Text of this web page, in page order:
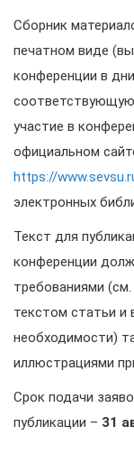
Сборник
печатном виде
конференции в
соответствующую
участие в
официальном
https://
электронных
Текст для
конференции
требованиями
текстом статьи и
необходимости)
иллюстрациями
Срок подачи
публикации – 31